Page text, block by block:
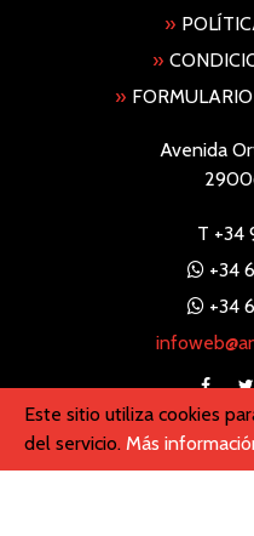
»
»
»
Avenida
T +34
+34
+34
desarrolla
Este sitio utiliza cookies
del servicio. Más